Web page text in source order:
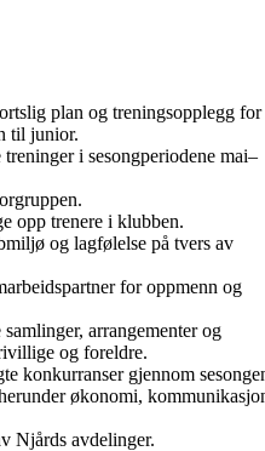
plan og treningsopplegg for
til junior.
i sesongperiodene mai–
opp trenere i klubben.
og lagfølelse på tvers av
for oppmenn og
arrangementer og
og foreldre.
konkurranser gjennom
økonomi,
Njårds avdelinger.